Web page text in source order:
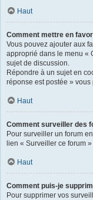
Haut
Comment mettre en
Vous pouvez ajouter aux
approprié dans le menu «
sujet de discussion.
Répondre à un sujet en
réponse est postée »
Haut
Comment surveiller des
Pour surveiller un forum
lien « Surveiller ce forum
Haut
Comment puis-je
Pour supprimer vos